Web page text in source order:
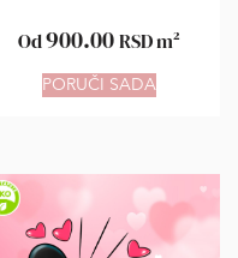
Od900.00RSDm²
PORUČI SADA